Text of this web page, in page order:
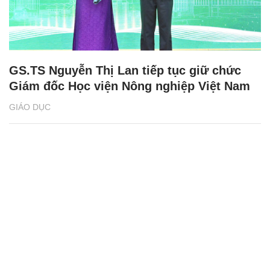
GIÁO DỤC
GS.TS Nguyễn Thị Lan tiếp tục giữ chức
Giám đốc Học viện Nông nghiệp Việt Nam